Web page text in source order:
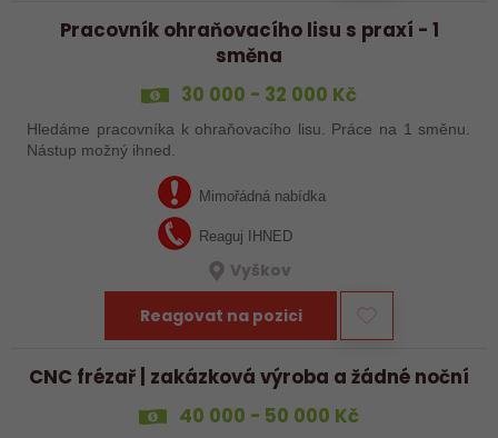
Pracovník ohraňovacího lisu s praxí - 1
směna
30 000 - 32 000 Kč
Hledáme pracovníka k ohraňovacího lisu. Práce na 1 směnu.
Nástup možný ihned.
Mimořádná nabídka
Reaguj IHNED
Vyškov
Reagovat na pozici
CNC frézař | zakázková výroba a žádné noční
40 000 - 50 000 Kč